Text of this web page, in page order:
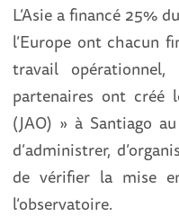
L’Asie a financé 25%
l’Europe ont chacun
travail opérationnel,
partenaires ont créé
(JAO) » à Santiago
d’administrer,
de vérifier la mise
l’observatoire.